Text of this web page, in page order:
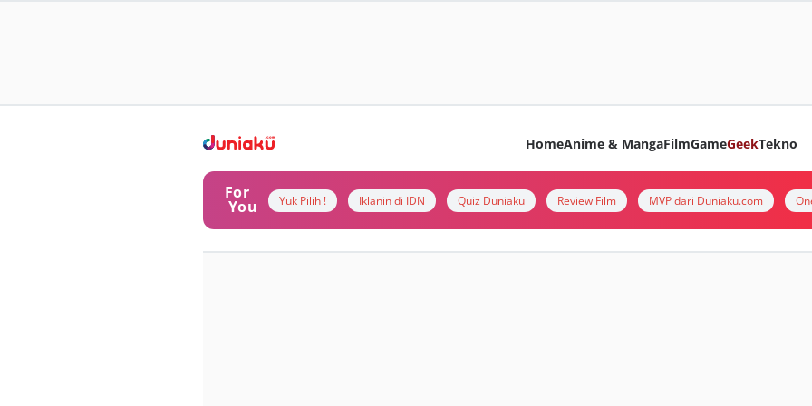
HomeAnime & MangaFilmGameGeekTekno
For
You Yuk Pilih ! Iklanin di IDN Quiz Duniaku Review Film MVP dari Duniaku.com